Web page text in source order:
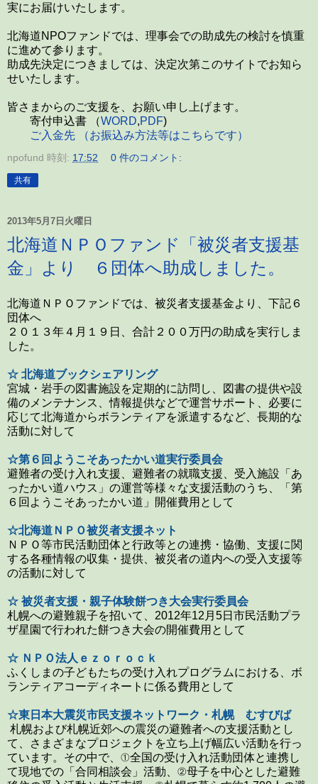
実にお届けいたします。
北海道NPOファンドでは、理事会での助成先の検討を慎重
に進めて参ります。
助成先決定につきましては、決定次第このサイトでお知ら
せいたします。
皆さまからのご支援を、お願い申し上げます。
寄付申込書 （WORD,PDF)
ご入金先 （お振込み方法等はこちらです）
npofund 時刻: 17:52 0 件のコメント:
共有
2013年5月7日火曜日
北海道ＮＰＯファンド「被災者支援基
金」より ６団体へ助成しました。
北海道ＮＰＯファンドでは、被災者支援基金より、下記６
団体へ
２０１３年４月１９日、合計２００万円の助成を実行しま
した。
☆ 北海道ブックシェアリング
宮城・岩手の図書施設を定期的に訪問し、図書の提供や設
備のメンテナンス、情報提供などで運営サポート、必要に
応じて北海道からボランティアを派遣するなど、長期的な
活動に対して
☆第６回ようこそあったかい道実行委員会
避難者の受け入れ支援、避難者の就職支援、受入施設「あ
ったかい道ハウス」の運営等様々な支援活動のうち、「第
６回ようこそあったかい道」開催費用として
☆北海道ＮＰＯ被災者支援ネット
ＮＰＯ等市民活動団体と行政等との連携・協働、支援に関
する各種情報の収集・提供、被災者の道内への受入支援等
の活動に対して
☆ 被災者支援・親子体験餅つき大会実行委員会
札幌への避難親子を招いて、2012年12月5日市民活動プラ
ザ星園で行われた餅つき大会の開催費用として
☆ ＮＰＯ法人ｅｚｏｒｏｃｋ
ふくしまの子どもたちの受け入れプログラムにおける、ボ
ランティアコーディネートに係る費用として
☆東日本大震災市民支援ネットワーク・札幌 むすびば
札幌および札幌近郊への震災の避難者への支援活動とし
て、さまざまなプロジェクトを立ち上げ幅広い活動を行っ
ています。その中で、①全国の受け入れ活動団体と連携し
て現地での「合同相談会」活動、②母子を中心とした避難